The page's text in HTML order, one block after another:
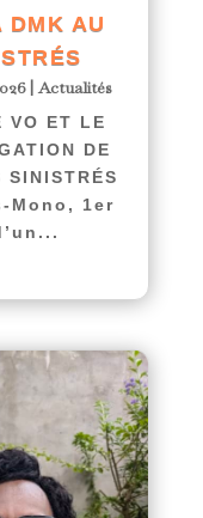
DMK AU
|Actualités
VO ET LE
DE
SINISTRÉS
Mono, 1er